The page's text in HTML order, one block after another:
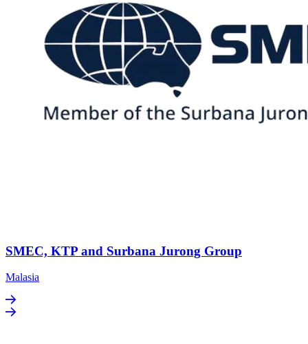
SMEC, KTP and Surbana Jurong Group
Malasia